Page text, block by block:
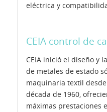
eléctrica y
CEIA control de
CEIA inició el diseño y
de metales de estado
maquinaria textil
década de 1960,
máximas prestaciones